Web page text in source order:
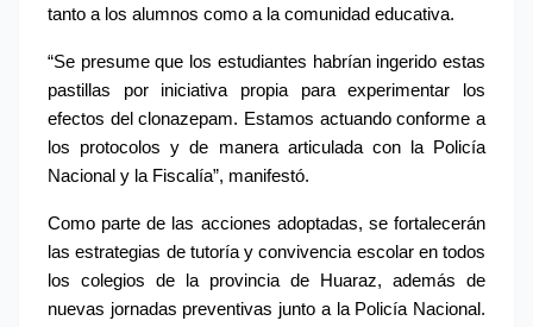
tanto a los alumnos como a la comunidad educativa.
“Se presume que los estudiantes habrían ingerido estas
pastillas por iniciativa propia para experimentar los
efectos del clonazepam. Estamos actuando conforme a
los protocolos y de manera articulada con la Policía
Nacional y la Fiscalía”, manifestó.
Como parte de las acciones adoptadas, se fortalecerán
las estrategias de tutoría y convivencia escolar en todos
los colegios de la provincia de Huaraz, además de
nuevas jornadas preventivas junto a la Policía Nacional.